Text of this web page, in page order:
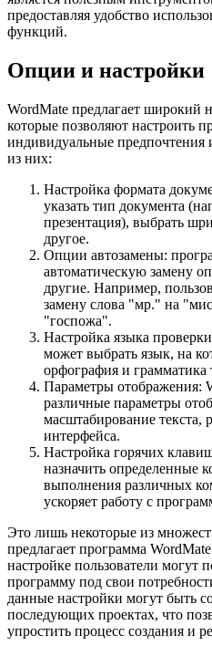
предоставляя удобство
функций.
Опции и настройки
WordMate предлагает широкий
которые позволяют настроить
индивидуальные предпочтения
из них:
Настройка формата
указать тип документа
презентация), выбрать
другое.
Опции автозамены:
автоматическую замену
другие. Например,
замену слова "мр." на
"госпожа".
Настройка языка
может выбрать язык, на
орфография и грамматика
Параметры отображения:
различные параметры
масштабирование текста,
интерфейса.
Настройка горячих
назначить определенные
выполнения различных
ускоряет работу с
Это лишь некоторые из
предлагает программа
настройке пользователи могут
программу под свои
данные настройки могут быть
последующих проектах, что
упростить процесс создания и